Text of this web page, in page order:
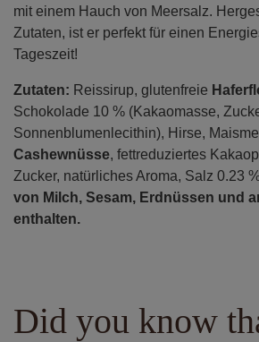
mit einem Hauch von Meersalz.
Zutaten, ist er perfekt für einen
Tageszeit!
Zutaten: Reissirup, glutenfreie
Schokolade 10 % (Kakaomasse,
Sonnenblumenlecithin), Hirse,
Cashewnüsse, fettreduziertes
Zucker, natürliches Aroma, Salz 0.23
von Milch, Sesam, Erdnüssen und
enthalten.
Did you know